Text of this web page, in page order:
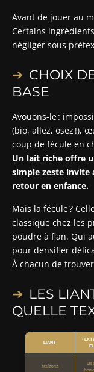
Avant de jouer au
Certains
négliger sous
CHOIX
BASE
Avouons-le :
(bio, allez, osez !),
coup de fécule en
Un lait riche offre
simple zeste invite
retour en enfance.
Mais la fécule ?
classique chez les
poudre à flan. Qui
pour densifier
À chacun de
LES
QUELLE
LIANT
Maïzena